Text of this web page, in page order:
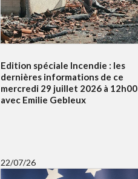
Edition spéciale Incendie : les
dernières informations de ce
mercredi 29 juillet 2026 à 12h00
avec Emilie Gebleux
22/07/26